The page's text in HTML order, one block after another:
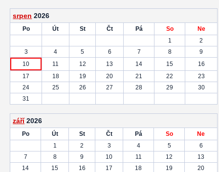
srpen 2026
Po Út St Čt Pá So
Ne
1
2
3
4 5 6 7 8
9
10
11 12 13 14 15
16
17
18 19 20 21 22
23
24
25 26 27 28 29
30
31
září 2026
Po Út St Čt Pá So
Ne
1
2 3 4 5
6
7
8 9 10 11 12
13
14
15 16 17 18 19
20